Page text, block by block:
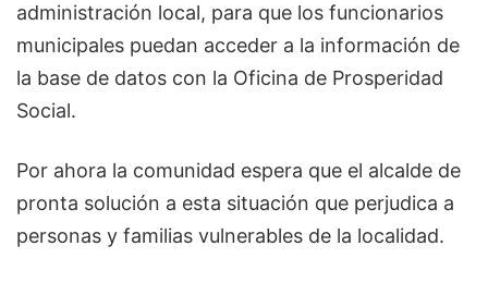
administración local, para que los funcionarios
municipales puedan acceder a la información de
la base de datos con la Oficina de Prosperidad
Social.
Por ahora la comunidad espera que el alcalde de
pronta solución a esta situación que perjudica a
personas y familias vulnerables de la localidad.